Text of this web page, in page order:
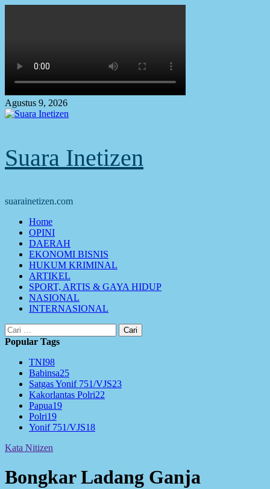
Agustus 9, 2026
Suara Inetizen
suarainetizen.com
Primary
Menu
Home
OPINI
DAERAH
EKONOMI BISNIS
HUKUM KRIMINAL
ARTIKEL
SPORT, ARTIS & GAYA HIDUP
NASIONAL
INTERNASIONAL
Cari
untuk:
Popular Tags
TNI98
Babinsa25
Satgas Yonif 751/VJS23
Kakorlantas Polri22
Papua19
Polri19
Yonif 751/VJS18
Kata Nitizen
Bongkar Ladang Ganja